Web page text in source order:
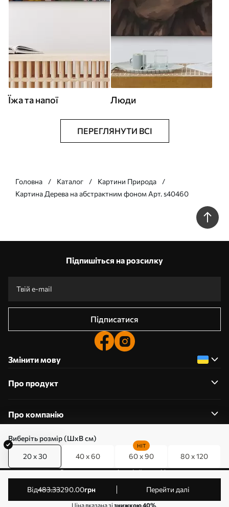
Виберіть розмір (ШхВ см)
20 x 30 40 x 60 60 x 90
HIT
80 x 120
від483.33290.00грн Перейти далі
Ціна вказана зізнижкою 40%.
Їжа та напої Люди
ПЕРЕГЛЯНУТИ ВСІ
Головна Каталог
Картини Природа
Картина Дерева на абстрактним фоном Арт. s40460
Підпишіться на розсилку
Підписатися
Змінити мову
Про продукт
Про компанію
0800357223
Редагування дозволів на файли cookie
© 2011-2026 Art-holst. Усі права захищені. Власник:
ТОВ “КЛЄВЄР”. Код ЄДРПОУ: 31780602.